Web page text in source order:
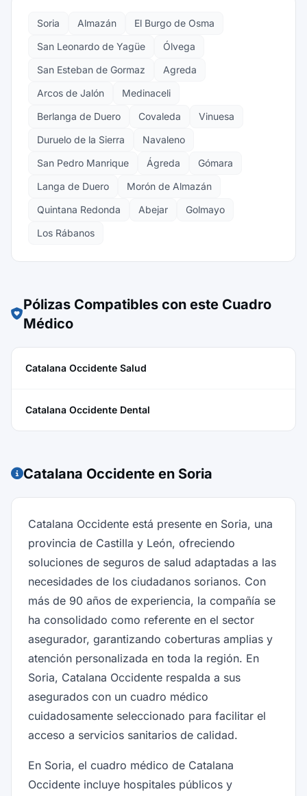
Soria Almazán
El Burgo de Osma
San Leonardo de Yagüe
Ólvega
San Esteban de Gormaz
Agreda
Arcos de Jalón
Medinaceli
Berlanga de Duero
Covaleda
Vinuesa
Duruelo de la Sierra
Navaleno
San Pedro Manrique
Ágreda
Gómara
Langa de Duero
Morón de Almazán
Quintana Redonda
Abejar
Golmayo
Los Rábanos
Pólizas Compatibles con este Cuadro
Médico
Catalana Occidente Salud
Catalana Occidente Dental
Catalana Occidente en Soria
Catalana Occidente está presente en Soria, una
provincia de Castilla y León, ofreciendo
soluciones de seguros de salud adaptadas a las
necesidades de los ciudadanos sorianos. Con
más de 90 años de experiencia, la compañía se
ha consolidado como referente en el sector
asegurador, garantizando coberturas amplias y
atención personalizada en toda la región. En
Soria, Catalana Occidente respalda a sus
asegurados con un cuadro médico
cuidadosamente seleccionado para facilitar el
acceso a servicios sanitarios de calidad.
En Soria, el cuadro médico de Catalana
Occidente incluye hospitales públicos y